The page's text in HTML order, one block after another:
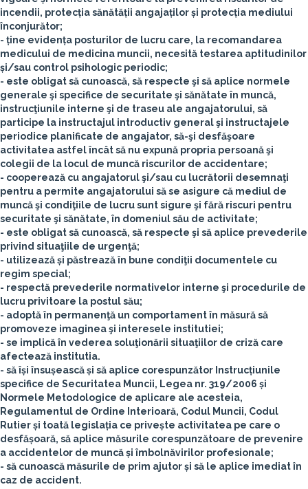
incendii, protecția sănătății angajaților și protecția mediului
înconjurător;
- ține evidența posturilor de lucru care, la recomandarea
medicului de medicina muncii, necesită testarea aptitudinilor
și/sau control psihologic periodic;
- este obligat să cunoască, să respecte şi să aplice normele
generale şi specifice de securitate şi sănătate în muncă,
instrucţiunile interne şi de traseu ale angajatorului, să
participe la instructajul introductiv general şi instructajele
periodice planificate de angajator, să-şi desfăşoare
activitatea astfel încât să nu expună propria persoană şi
colegii de la locul de muncă riscurilor de accidentare;
- cooperează cu angajatorul şi/sau cu lucrătorii desemnaţi
pentru a permite angajatorului să se asigure că mediul de
muncă şi condiţiile de lucru sunt sigure şi fără riscuri pentru
securitate şi sănătate, în domeniul său de activitate;
- este obligat să cunoască, să respecte şi să aplice prevederile
privind situaţiile de urgenţă;
- utilizează și păstrează în bune condiţii documentele cu
regim special;
- respectă prevederile normativelor interne şi procedurile de
lucru privitoare la postul său;
- adoptă în permanenţă un comportament în măsură să
promoveze imaginea şi interesele institutiei;
- se implică în vederea soluţionării situaţiilor de criză care
afectează institutia.
- să își însușească și să aplice corespunzător Instrucțiunile
specifice de Securitatea Muncii, Legea nr. 319/2006 și
Normele Metodologice de aplicare ale acesteia,
Regulamentul de Ordine Interioară, Codul Muncii, Codul
Rutier și toată legislația ce privește activitatea pe care o
desfășoară, să aplice măsurile corespunzătoare de prevenire
a accidentelor de muncă și îmbolnăvirilor profesionale;
- să cunoască măsurile de prim ajutor și să le aplice imediat în
caz de accident.